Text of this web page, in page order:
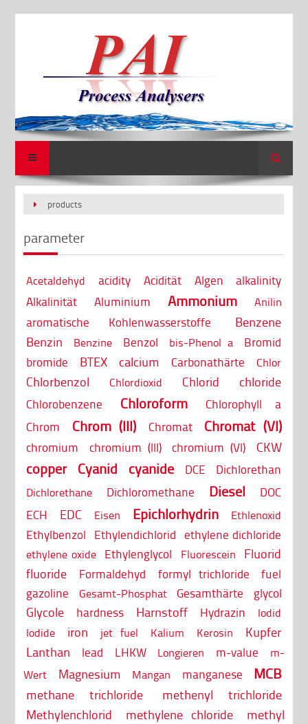
Search
products
parameter
Acetaldehyd acidity Acidität Algen
alkalinity
Alkalinität
Aluminium Ammonium Anilin
aromatische Kohlenwasserstoffe
Benzene
Benzin
Benzine Benzol bis-Phenol a
Bromid
bromide
BTEX calcium Carbonathärte Chlor
Chlorbenzol Chlordioxid Chlorid chloride
Chlorobenzene Chloroform
Chlorophyll a
Chrom
Chrom (III) Chromat Chromat (VI)
chromium chromium (III) chromium (VI) CKW
copper Cyanid cyanide DCE Dichlorethan
Dichlorethane Dichloromethane Diesel
DOC
ECH
EDC Eisen Epichlorhydrin Ethlenoxid
Ethylbenzol Ethylendichlorid ethylene dichloride
ethylene oxide Ethylenglycol Fluorescein
Fluorid
fluoride
Formaldehyd formyl trichloride
fuel
gazoline
Gesamt-Phosphat Gesamthärte glycol
Glycole hardness Harnstoff Hydrazin
Iodid
Iodide
iron jet fuel Kalium Kerosin
Kupfer
Lanthan
lead LHKW Longieren m-value
m-
Wert
Magnesium Mangan manganese MCB
methane trichloride
methenyl trichloride
Methylenchlorid
methylene chloride
methyl